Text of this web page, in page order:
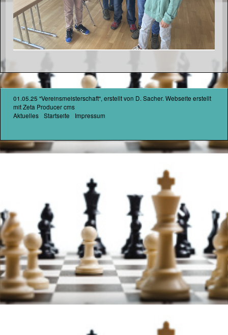
01.05.25 "Vereinsmeisterschaft", erstellt von D. Sacher. Webseite erstellt
mit Zeta Producer cms
Aktuelles Startseite Impressum